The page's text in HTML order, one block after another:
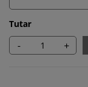
Tutar
- +